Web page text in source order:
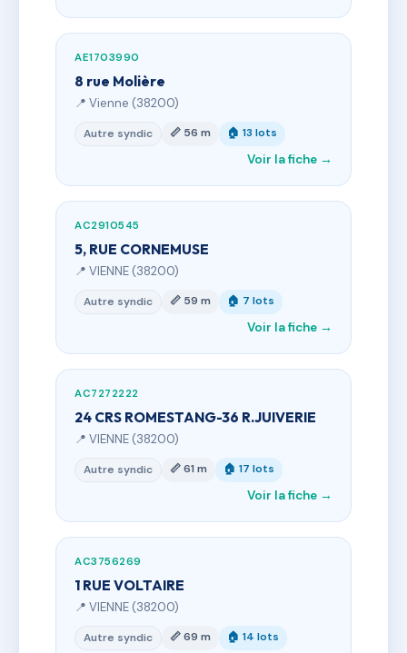
AE1703990
8 rue Molière
📍 Vienne (38200)
Autre syndic 📏 56 m 🏠 13 lots
Voir la fiche →
AC2910545
5, RUE CORNEMUSE
📍 VIENNE (38200)
Autre syndic 📏 59 m 🏠 7 lots
Voir la fiche →
AC7272222
24 CRS ROMESTANG-36 R.JUIVERIE
📍 VIENNE (38200)
Autre syndic 📏 61 m 🏠 17 lots
Voir la fiche →
AC3756269
1 RUE VOLTAIRE
📍 VIENNE (38200)
Autre syndic 📏 69 m 🏠 14 lots